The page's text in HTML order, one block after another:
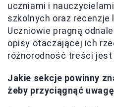
uczniami i
szkolnych oraz recenzje
Uczniowie pragną
opisy otaczającej ich
różnorodność treści jest
Jakie sekcje powinny
żeby przyciągnąć